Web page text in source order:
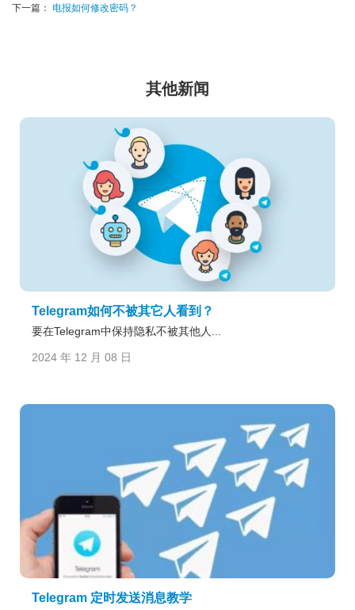
下一篇： 电报如何修改密码？
其他新闻
Telegram如何不被其它人看到？
要在Telegram中保持隐私不被其他人...
2024 年 12 月 08 日
Telegram 定时发送消息教学